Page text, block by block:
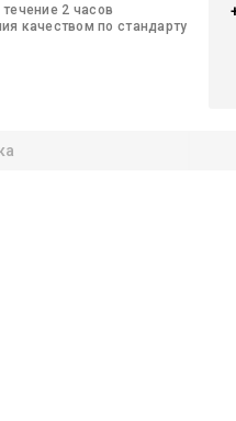
2 часов
качеством по стандарту